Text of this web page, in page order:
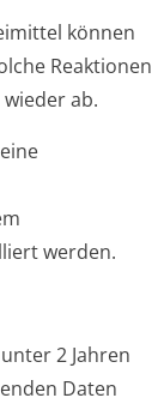
können
Reaktionen
ab.
werden.
2 Jahren
Daten